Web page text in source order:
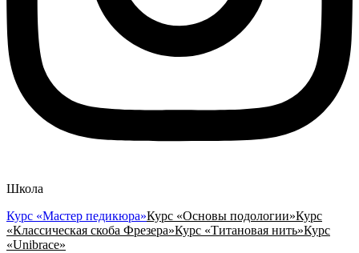
Школа
Курс «Мастер педикюра»Курс «Основы подологии»Курс
«Классическая скоба Фрезера»Курс «Титановая нить»Курс
«Unibrace»